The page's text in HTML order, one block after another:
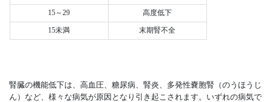
15～29 高度低下
15未満 末期腎不全
腎臓の機能低下は、高血圧、糖尿病、腎炎、多発性嚢胞腎（のうほうじ
ん）など、様々な病気が原因となり引き起こされます。いずれの病気で